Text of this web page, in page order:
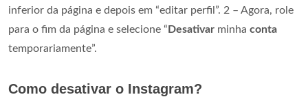
inferior da página e depois em “editar perfil”. 2 – Agora, role
para o fim da página e selecione “ Desativar minha conta
temporariamente”.
Como desativar o Instagram?